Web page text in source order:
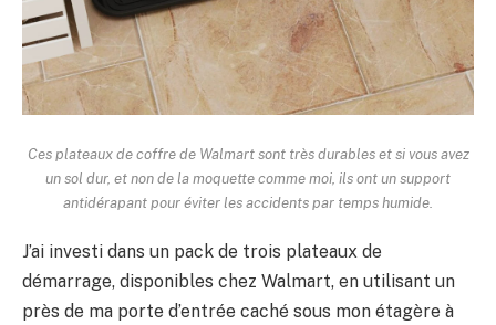
Ces plateaux de coffre de Walmart sont très durables et si vous avez
un sol dur, et non de la moquette comme moi, ils ont un support
antidérapant pour éviter les accidents par temps humide.
J’ai investi dans un pack de trois plateaux de
démarrage, disponibles chez Walmart, en utilisant un
près de ma porte d’entrée caché sous mon étagère à